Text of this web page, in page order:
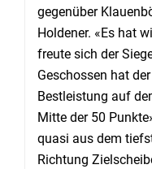
gegenüber
Holdener. «Es hat
freute sich der
Geschossen hat
Bestleistung auf
Mitte der 50
quasi aus dem
Richtung